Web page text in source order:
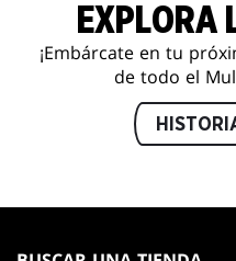
EXPLORA
¡Embárcate en tu
de todo el
THE